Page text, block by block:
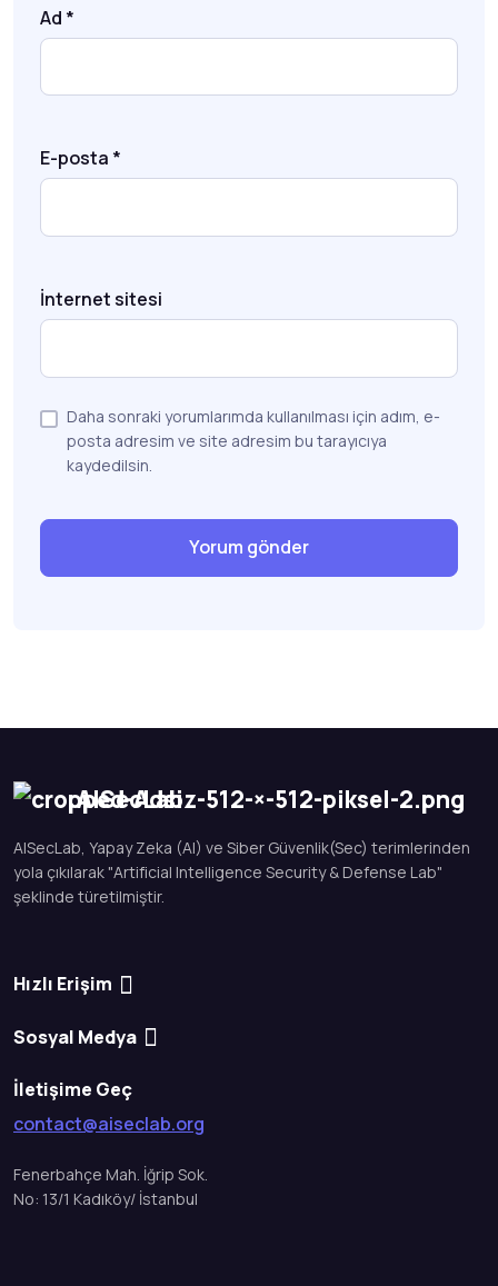
Ad *
E-posta *
İnternet sitesi
Daha sonraki yorumlarımda kullanılması için adım, e-
posta adresim ve site adresim bu tarayıcıya
kaydedilsin.
AISecLab
AISecLab, Yapay Zeka (AI) ve Siber Güvenlik(Sec) terimlerinden
yola çıkılarak "Artificial Intelligence Security & Defense Lab"
şeklinde türetilmiştir.
Hızlı Erişim
Sosyal Medya
İletişime Geç
contact@aiseclab.org
Fenerbahçe Mah. İğrip Sok.
No: 13/1 Kadıköy/ İstanbul